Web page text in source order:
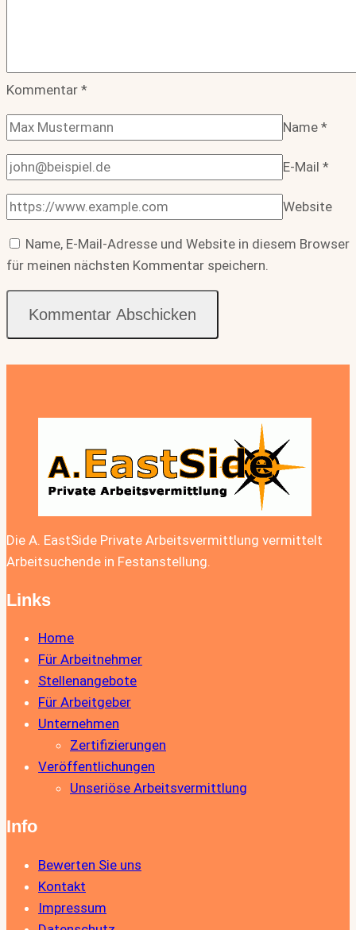
Kommentar *
Name *
E-Mail *
Website
Name, E-Mail-Adresse und Website in diesem Browser
für meinen nächsten Kommentar speichern.
Die A. EastSide Private Arbeitsvermittlung vermittelt
Arbeitsuchende in Festanstellung.
Links
Home
Für Arbeitnehmer
Stellenangebote
Für Arbeitgeber
Unternehmen
Zertifizierungen
Veröffentlichungen
Unseriöse Arbeitsvermittlung
Info
Bewerten Sie uns
Kontakt
Impressum